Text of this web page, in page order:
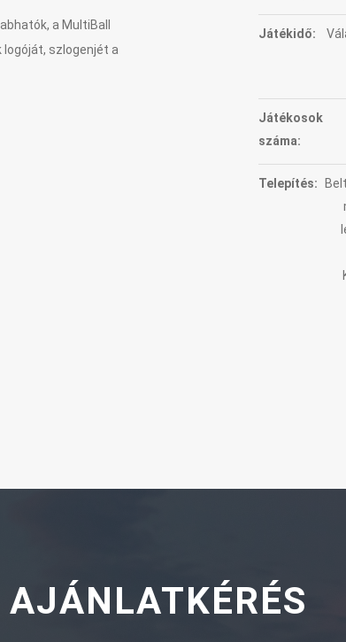
a MultiBall
szlogenjét a
Játékidő:
Játékosok
száma:
Telepítés:
AJÁNLATKÉRÉS